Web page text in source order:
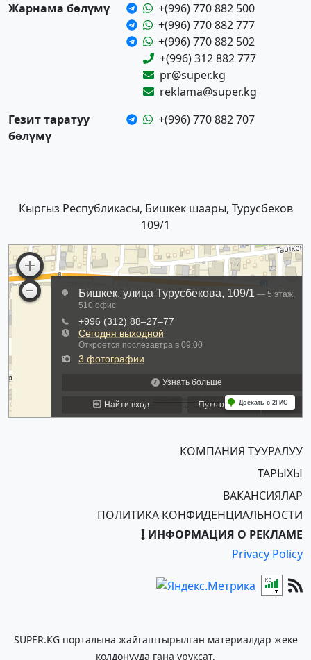
Жарнама бөлүмү
+(996) 770 882 500
+(996) 770 882 777
+(996) 770 882 502
+(996) 312 882 777
pr@super.kg
reklama@super.kg
Гезит таратуу
бөлүмү
+(996) 770 882 707
Кыргыз Республикасы, Бишкек шаары, Турусбеков
109/1
КОМПАНИЯ ТУУРАЛУУ
ТАРЫХЫ
ВАКАНСИЯЛАР
ПОЛИТИКА КОНФИДЕНЦИАЛЬНОСТИ
ИНФОРМАЦИЯ О РЕКЛАМЕ
Privacy Policy
SUPER.KG порталына жайгаштырылган материалдар жеке
колдонууда гана уруксат.